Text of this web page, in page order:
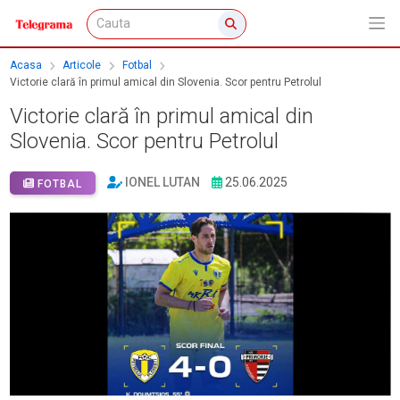
Acasa Articole
Fotbal
Victorie clară în primul amical din Slovenia. Scor pentru Petrolul
Victorie clară în primul amical din
Slovenia. Scor pentru Petrolul
FOTBAL IONEL LUTAN 25.06.2025